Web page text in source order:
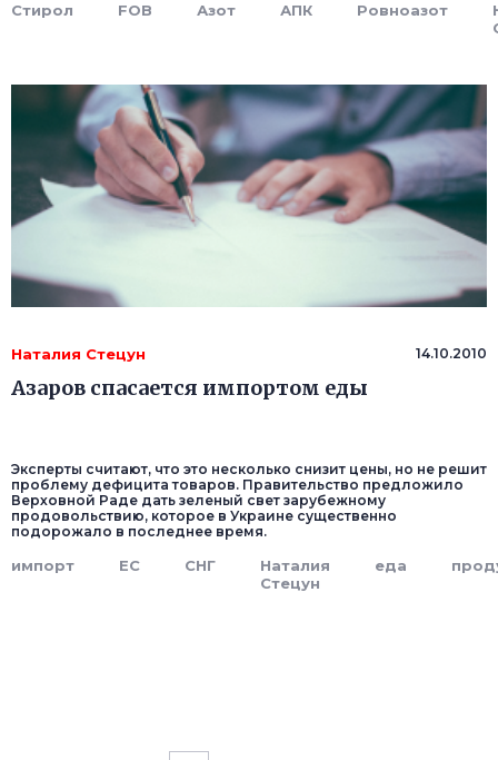
Стирол FOB Азот АПК Ровноазот
Наталия Стецун 14.10.2010
Азаров спасается импортом еды
Эксперты считают, что это несколько снизит цены, но не решит
проблему дефицита товаров. Правительство предложило
Верховной Раде дать зеленый свет зарубежному
продовольствию, которое в Украине существенно
подорожало в последнее время.
импорт ЕС СНГ
Наталия
Стецун
еда